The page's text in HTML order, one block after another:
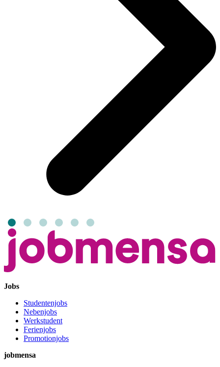
Jobs
Studentenjobs
Nebenjobs
Werkstudent
Ferienjobs
Promotionjobs
jobmensa